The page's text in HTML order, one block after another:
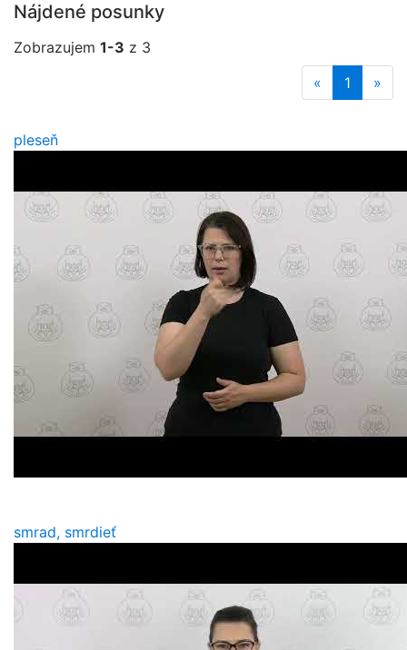
Nájdené posunky
Zobrazujem 1-3 z 3
«
1 »
pleseň
smrad, smrdieť